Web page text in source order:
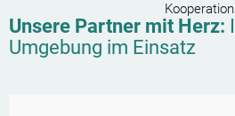
Kooperation
Unsere Partner mit Herz:
Umgebung im Einsatz